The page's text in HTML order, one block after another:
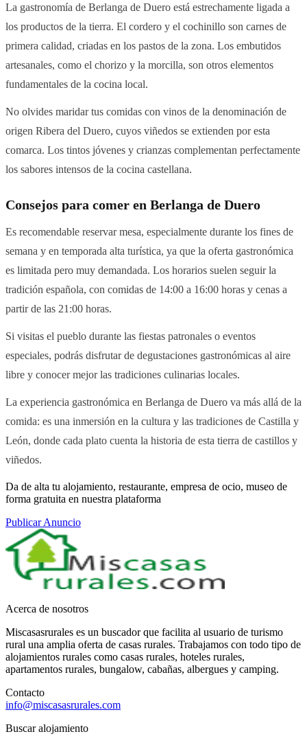
La gastronomía de Berlanga de Duero está estrechamente ligada a
los productos de la tierra. El cordero y el cochinillo son carnes de
primera calidad, criadas en los pastos de la zona. Los embutidos
artesanales, como el chorizo y la morcilla, son otros elementos
fundamentales de la cocina local.
No olvides maridar tus comidas con vinos de la denominación de
origen Ribera del Duero, cuyos viñedos se extienden por esta
comarca. Los tintos jóvenes y crianzas complementan perfectamente
los sabores intensos de la cocina castellana.
Consejos para comer en Berlanga de Duero
Es recomendable reservar mesa, especialmente durante los fines de
semana y en temporada alta turística, ya que la oferta gastronómica
es limitada pero muy demandada. Los horarios suelen seguir la
tradición española, con comidas de 14:00 a 16:00 horas y cenas a
partir de las 21:00 horas.
Si visitas el pueblo durante las fiestas patronales o eventos
especiales, podrás disfrutar de degustaciones gastronómicas al aire
libre y conocer mejor las tradiciones culinarias locales.
La experiencia gastronómica en Berlanga de Duero va más allá de la
comida: es una inmersión en la cultura y las tradiciones de Castilla y
León, donde cada plato cuenta la historia de esta tierra de castillos y
viñedos.
Da de alta tu alojamiento, restaurante, empresa de ocio, museo de
forma gratuita en nuestra plataforma
Publicar Anuncio
Acerca de nosotros
Miscasasrurales es un buscador que facilita al usuario de turismo
rural una amplia oferta de casas rurales. Trabajamos con todo tipo de
alojamientos rurales como casas rurales, hoteles rurales,
apartamentos rurales, bungalow, cabañas, albergues y camping.
Contacto
info@miscasasrurales.com
Buscar alojamiento